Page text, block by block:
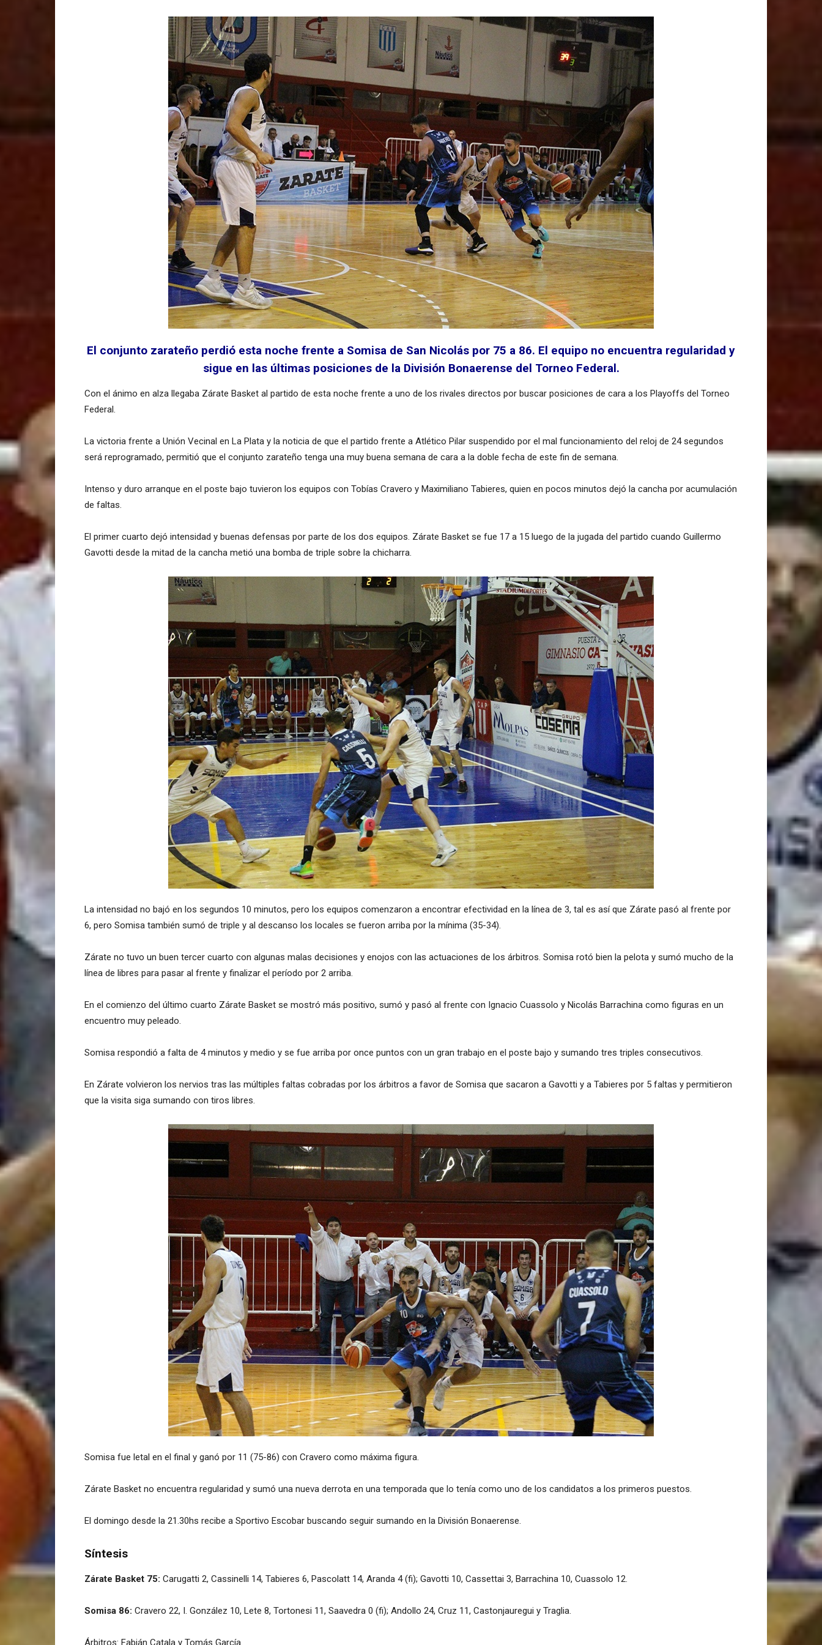
El conjunto zarateño perdió esta noche frente a Somisa de San Nicolás por 75 a 86. El equipo no encuentra regularidad y
sigue en las últimas posiciones de la División Bonaerense del Torneo Federal.
Con el ánimo en alza llegaba Zárate Basket al partido de esta noche frente a uno de los rivales directos por buscar posiciones de cara a los Playoffs del Torneo
Federal.
La victoria frente a Unión Vecinal en La Plata y la noticia de que el partido frente a Atlético Pilar suspendido por el mal funcionamiento del reloj de 24 segundos
será reprogramado, permitió que el conjunto zarateño tenga una muy buena semana de cara a la doble fecha de este fin de semana.
Intenso y duro arranque en el poste bajo tuvieron los equipos con Tobías Cravero y Maximiliano Tabieres, quien en pocos minutos dejó la cancha por acumulación
de faltas.
El primer cuarto dejó intensidad y buenas defensas por parte de los dos equipos. Zárate Basket se fue 17 a 15 luego de la jugada del partido cuando Guillermo
Gavotti desde la mitad de la cancha metió una bomba de triple sobre la chicharra.
La intensidad no bajó en los segundos 10 minutos, pero los equipos comenzaron a encontrar efectividad en la línea de 3, tal es así que Zárate pasó al frente por
6, pero Somisa también sumó de triple y al descanso los locales se fueron arriba por la mínima (35-34).
Zárate no tuvo un buen tercer cuarto con algunas malas decisiones y enojos con las actuaciones de los árbitros. Somisa rotó bien la pelota y sumó mucho de la
línea de libres para pasar al frente y finalizar el período por 2 arriba.
En el comienzo del último cuarto Zárate Basket se mostró más positivo, sumó y pasó al frente con Ignacio Cuassolo y Nicolás Barrachina como figuras en un
encuentro muy peleado.
Somisa respondió a falta de 4 minutos y medio y se fue arriba por once puntos con un gran trabajo en el poste bajo y sumando tres triples consecutivos.
En Zárate volvieron los nervios tras las múltiples faltas cobradas por los árbitros a favor de Somisa que sacaron a Gavotti y a Tabieres por 5 faltas y permitieron
que la visita siga sumando con tiros libres.
Somisa fue letal en el final y ganó por 11 (75-86) con Cravero como máxima figura.
Zárate Basket no encuentra regularidad y sumó una nueva derrota en una temporada que lo tenía como uno de los candidatos a los primeros puestos.
El domingo desde la 21.30hs recibe a Sportivo Escobar buscando seguir sumando en la División Bonaerense.
Síntesis
Zárate Basket 75: Carugatti 2, Cassinelli 14, Tabieres 6, Pascolatt 14, Aranda 4 (fi); Gavotti 10, Cassettai 3, Barrachina 10, Cuassolo 12.
Somisa 86: Cravero 22, I. González 10, Lete 8, Tortonesi 11, Saavedra 0 (fi); Andollo 24, Cruz 11, Castonjauregui y Traglia.
Árbitros: Fabián Catala y Tomás García.